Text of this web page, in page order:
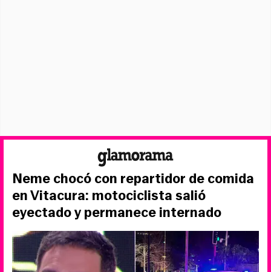
Neme chocó con repartidor de comida
en Vitacura: motociclista salió
eyectado y permanece internado